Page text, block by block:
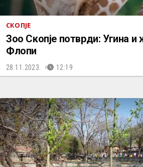
СКОПЈЕ
Зоо Скопје потврди: Угина и
Флопи
28.11.2023. 12:19